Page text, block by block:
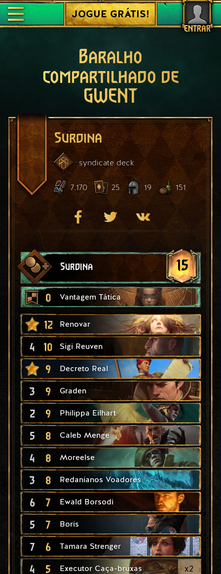
ENTRAR
JOGUE GRÁTIS!
Baralho
compartilhado de
GWENT
Surdina
syndicate deck
7.170 25 19 151
Surdina 15
0 Vantagem Tática
12 Renovar
4 10 Sigi Reuven
9 Decreto Real
3 9 Graden
2 9 Philippa Eilhart
5 8 Caleb Menge
4 8 Moreelse
3 8 Redanianos Voadores
6 7 Ewald Borsodi
5 7 Boris
7 6 Tamara Strenger
4 5 Executor Caça-bruxas x2